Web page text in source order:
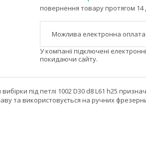
повернення товару протягом 14
У компанії підключені
покидаючи сайту.
під петлі 1002 D30 d8 L61 h25
та використовується на ручних